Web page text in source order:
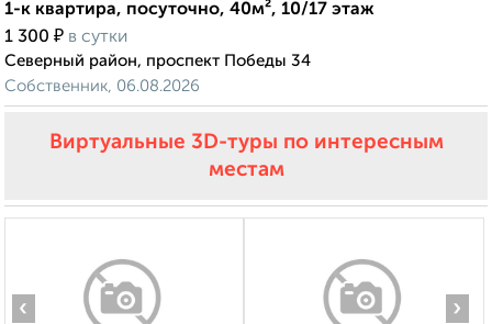
1-к квартира, посуточно, 40м², 10/17 этаж
1 300 ₽ в сутки
Северный район, проспект Победы 34
Собственник, 06.08.2026
Виртуальные 3D-туры по интересным
местам
‹ ›